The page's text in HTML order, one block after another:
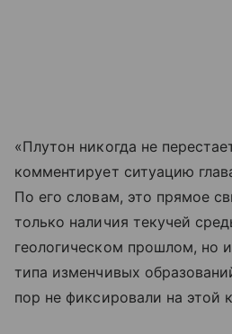
«Плутон никогда не
комментирует ситуацию
По его словам, это прямое
только наличия текучей
геологическом прошлом, но
типа изменчивых
пор не фиксировали на этой